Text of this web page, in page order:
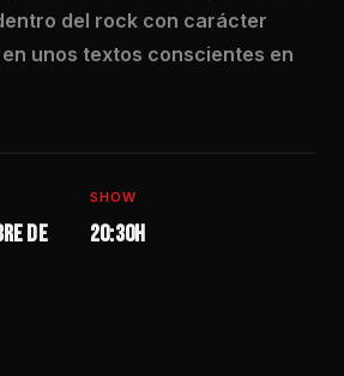
del rock con carácter
unos textos conscientes en
de
SHOW
20:30h